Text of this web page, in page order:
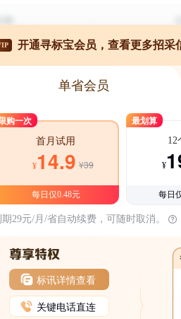
开通寻标宝会员，查看更多招采
单省会员
购一次
首月试用
¥14.9 ¥39
每日仅0.48元
最划算
12
¥
每日
期29元/月/省自动续费，可随时取消。
标讯详情查看
关键电话直连